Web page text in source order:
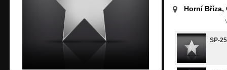
Horní Bříza,
SP-25